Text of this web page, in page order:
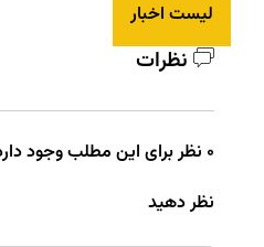
لیست اخبار
نظرات
0 نظر برای این مطلب وجود دارد
نظر دهید